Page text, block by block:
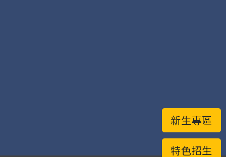
特色招生
新生專區